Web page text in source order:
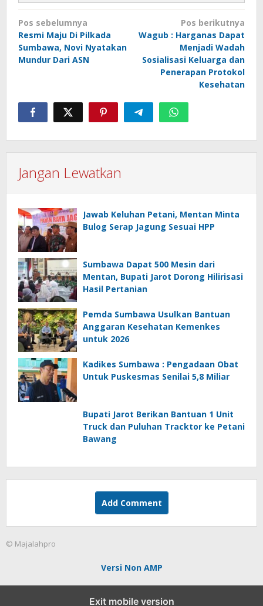
Navigasi
pos
Pos sebelumnya
Resmi Maju Di Pilkada
Sumbawa, Novi Nyatakan
Mundur Dari ASN
Pos berikutnya
Wagub : Harganas Dapat
Menjadi Wadah
Sosialisasi Keluarga dan
Penerapan Protokol
Kesehatan
Jangan Lewatkan
Jawab Keluhan Petani, Mentan Minta
Bulog Serap Jagung Sesuai HPP
Sumbawa Dapat 500 Mesin dari
Mentan, Bupati Jarot Dorong Hilirisasi
Hasil Pertanian
Pemda Sumbawa Usulkan Bantuan
Anggaran Kesehatan Kemenkes
untuk 2026
Kadikes Sumbawa : Pengadaan Obat
Untuk Puskesmas Senilai 5,8 Miliar
Bupati Jarot Berikan Bantuan 1 Unit
Truck dan Puluhan Tracktor ke Petani
Bawang
Add Comment
© Majalahpro
Versi Non AMP
Exit mobile version